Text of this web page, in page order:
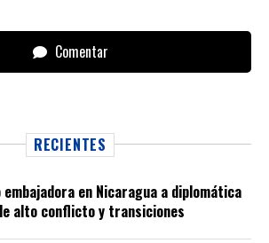
Comentar
RECIENTES
embajadora en Nicaragua a diplomática
alto conflicto y transiciones